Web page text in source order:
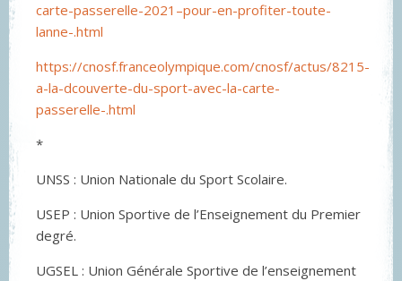
carte-passerelle-2021–pour-en-profiter-toute-
lanne-.html
https://cnosf.franceolympique.com/cnosf/actus/8215-
a-la-dcouverte-du-sport-avec-la-carte-
passerelle-.html
*
UNSS : Union Nationale du Sport Scolaire.
USEP : Union Sportive de l’Enseignement du Premier
degré.
UGSEL : Union Générale Sportive de l’enseignement